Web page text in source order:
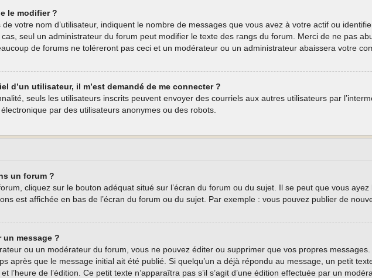
le modifier ?
votre nom d’utilisateur, indiquent le nombre de messages que vous avez à votre actif ou
seul un administrateur du forum peut modifier le texte des rangs du forum. Merci de ne pas
de forums ne toléreront pas ceci et un modérateur ou un administrateur abaissera votre
d’un utilisateur, il m’est demandé de me connecter ?
seuls les utilisateurs inscrits peuvent envoyer des courriels aux autres utilisateurs par
par des utilisateurs anonymes ou des robots.
un forum ?
cliquez sur le bouton adéquat situé sur l’écran du forum ou du sujet. Il se peut que vous
est affichée en bas de l’écran du forum ou du sujet. Par exemple : vous pouvez publier de
un message ?
ou un modérateur du forum, vous ne pouvez éditer ou supprimer que vos propres
après que le message initial ait été publié. Si quelqu’un a déjà répondu au message, un petit
l’heure de l’édition. Ce petit texte n’apparaîtra pas s’il s’agit d’une édition effectuée par un